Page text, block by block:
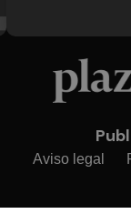
Aviso legal